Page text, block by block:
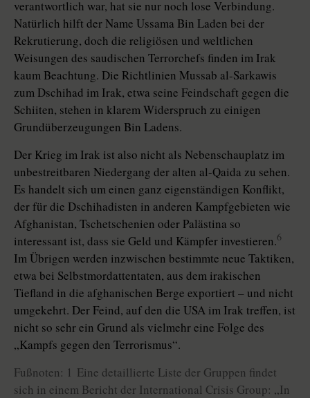
verantwortlich war, hat sie nur noch lose Verbindung.
Natürlich hilft der Name Ussama Bin Laden bei der
Rekrutierung, doch die religiösen und weltlichen
Weisungen des saudischen Terrorchefs finden im Irak
kaum Beachtung. Die Richtlinien Mussab al-Sarkawis
zum Dschihad im Irak, etwa seine Feindschaft gegen die
Schiiten, stehen in klarem Widerspruch zu einigen
Grundüberzeugungen Bin Ladens.
Der Krieg im Irak ist also nicht als Nebenschauplatz im
unbestreitbaren Niedergang der alten al-Qaida zu sehen.
Es handelt sich um einen ganz eigenständigen Konflikt,
der für die Dschihadisten in anderen Kampfgebieten wie
Afghanistan, Tschetschenien oder Palästina so
interessant ist, dass sie Geld und Kämpfer investieren.6
Im Übrigen werden inzwischen bestimmte neue Taktiken,
etwa bei Selbstmordattentaten, aus dem irakischen
Tiefland in die afghanischen Berge exportiert – und nicht
umgekehrt. Der Feind, auf den die USA im Irak treffen, ist
nicht so sehr ein Grund als vielmehr eine Folge des
„Kampfs gegen den Terrorismus“.
Fußnoten: 1 Eine detaillierte Liste der Gruppen findet
sich in einem Bericht der International Crisis Group: „In